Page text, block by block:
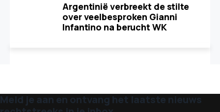
Argentinië verbreekt de stilte
over veelbesproken Gianni
Infantino na berucht WK
Meld je aan en ontvang het laatste nieuws